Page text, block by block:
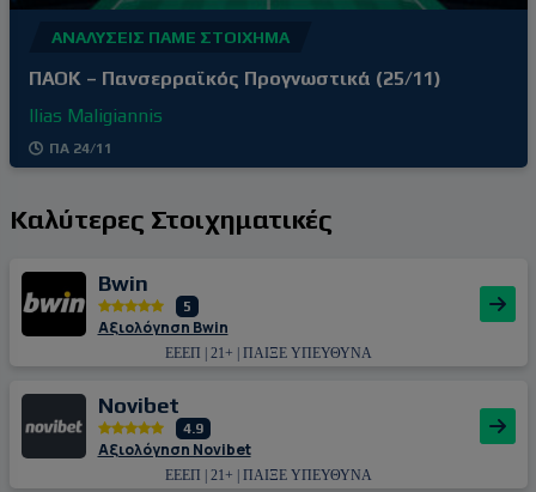
ΑΝΑΛΎΣΕΙΣ ΠΆΜΕ ΣΤΟΊΧΗΜΑ
ΠΑΟΚ – Πανσερραϊκός Προγνωστικά (25/11)
Ilias Maligiannis
ΠΑ 24/11
Καλύτερες Στοιχηματικές
Bwin
5
Αξιολόγηση Bwin
ΕΕΕΠ | 21+ | ΠΑΙΞΕ ΥΠΕΥΘΥΝΑ
Novibet
4.9
Αξιολόγηση Novibet
ΕΕΕΠ | 21+ | ΠΑΙΞΕ ΥΠΕΥΘΥΝΑ